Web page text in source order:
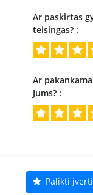
Ar paskirtas
teisingas? :
Ar
Jums? :
Palikti